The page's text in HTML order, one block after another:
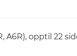
A6R), opptil 22